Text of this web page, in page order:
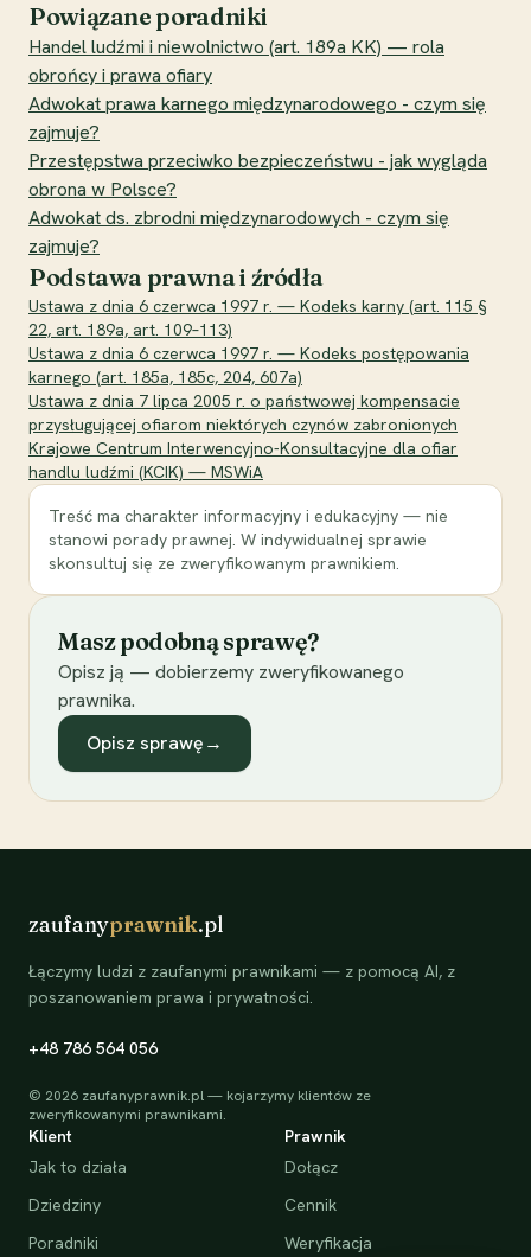
Powiązane poradniki
Handel ludźmi i niewolnictwo (art. 189a KK) — rola
obrońcy i prawa ofiary
Adwokat prawa karnego międzynarodowego - czym się
zajmuje?
Przestępstwa przeciwko bezpieczeństwu - jak wygląda
obrona w Polsce?
Adwokat ds. zbrodni międzynarodowych - czym się
zajmuje?
Podstawa prawna i źródła
Ustawa z dnia 6 czerwca 1997 r. — Kodeks karny (art. 115 §
22, art. 189a, art. 109–113)
Ustawa z dnia 6 czerwca 1997 r. — Kodeks postępowania
karnego (art. 185a, 185c, 204, 607a)
Ustawa z dnia 7 lipca 2005 r. o państwowej kompensacie
przysługującej ofiarom niektórych czynów zabronionych
Krajowe Centrum Interwencyjno-Konsultacyjne dla ofiar
handlu ludźmi (KCIK) — MSWiA
Treść ma charakter informacyjny i edukacyjny — nie
stanowi porady prawnej. W indywidualnej sprawie
skonsultuj się ze zweryfikowanym prawnikiem.
Masz podobną sprawę?
Opisz ją — dobierzemy zweryfikowanego
prawnika.
Opisz sprawę→
zaufanyprawnik.pl
Łączymy ludzi z zaufanymi prawnikami — z pomocą AI, z
poszanowaniem prawa i prywatności.
+48 786 564 056
© 2026 zaufanyprawnik.pl — kojarzymy klientów ze
zweryfikowanymi prawnikami.
Klient
Jak to działa
Dziedziny
Poradniki
Prawnik
Dołącz
Cennik
Weryfikacja